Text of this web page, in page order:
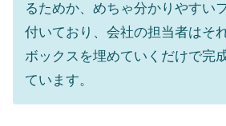
るためか、めちゃ分かりやすい
付いており、会社の担当者はそ
ボックスを埋めていくだけで完
ています。